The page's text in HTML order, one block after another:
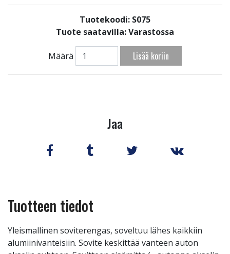
Tuotekoodi: S075
Tuote saatavilla:Varastossa
Määrä Lisää koriin
Jaa
Tuotteen tiedot
Yleismallinen soviterengas, soveltuu lähes kaikkiin
alumiinivanteisiin. Sovite keskittää vanteen auton